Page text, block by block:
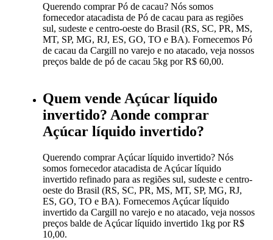
Querendo comprar Pó de cacau? Nós somos
fornecedor atacadista de Pó de cacau para as regiões
sul, sudeste e centro-oeste do Brasil (RS, SC, PR, MS,
MT, SP, MG, RJ, ES, GO, TO e BA). Fornecemos Pó
de cacau da Cargill no varejo e no atacado, veja nossos
preços balde de pó de cacau 5kg por R$ 60,00.
Quem vende Açúcar líquido
invertido? Aonde comprar
Açúcar líquido invertido?
Querendo comprar Açúcar líquido invertido? Nós
somos fornecedor atacadista de Açúcar líquido
invertido refinado para as regiões sul, sudeste e centro-
oeste do Brasil (RS, SC, PR, MS, MT, SP, MG, RJ,
ES, GO, TO e BA). Fornecemos Açúcar líquido
invertido da Cargill no varejo e no atacado, veja nossos
preços balde de Açúcar líquido invertido 1kg por R$
10,00.